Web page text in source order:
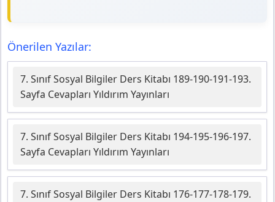
Önerilen Yazılar:
7. Sınıf Sosyal Bilgiler Ders Kitabı 189-190-191-193.
Sayfa Cevapları Yıldırım Yayınları
7. Sınıf Sosyal Bilgiler Ders Kitabı 194-195-196-197.
Sayfa Cevapları Yıldırım Yayınları
7. Sınıf Sosyal Bilgiler Ders Kitabı 176-177-178-179.